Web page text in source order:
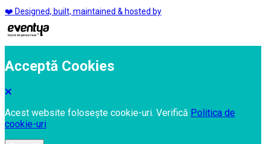
❤️ Designed, built, maintained & hosted by
Acceptă Cookies
Acest website folosește cookie-uri. Verifică Politica de
cookie-uri